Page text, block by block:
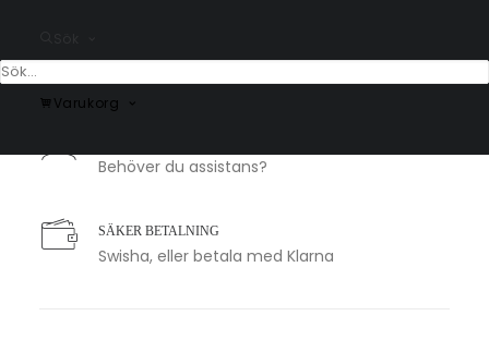
Varukorg
Behöver du assistans?
SÄKER BETALNING
Swisha, eller betala med Klarna